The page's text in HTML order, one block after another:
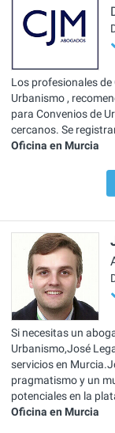
Los profesionales
Urbanismo ,
para Convenios de
cercanos. Se
Oficina en Murcia
Si necesitas un
Urbanismo,José
servicios en
pragmatismo y un
potenciales en la
Oficina en Murcia